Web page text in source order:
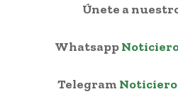
Únete a
Whatsapp
Telegram Noticiero